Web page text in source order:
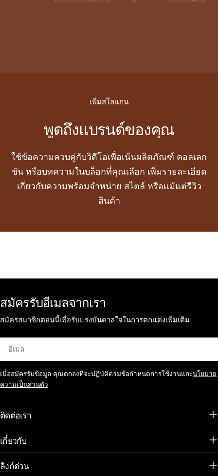
เพิ่มสโลแกน
พูดถึงแบรนด์ของคุณ
ใช้ข้อความควบคู่กับวิดีโอเพื่อเน้นผลิตภัณฑ์ คอลเลก
ชัน หรือบทความในบล็อกที่คุณเลือก เพิ่มรายละเอียด
เกี่ยวกับความพร้อมจำหน่าย สไตล์ หรือแม้แต่รีวิว
สินค้า
สมัครรับอีเมลจากเรา
สมัครสมาชิกตอนนี้เพื่อรับแรงบันดาลใจในการตกแต่งเพิ่มเติม
อีเมล
เมื่อสมัครรับข้อมูล คุณตกลงที่จะปฏิบัติตามข้อกำหนดการใช้งานและนโยบาย
ความเป็นส่วนตัว
ติดต่อเรา
เกี่ยวกับ
ลิงก์ด่วน